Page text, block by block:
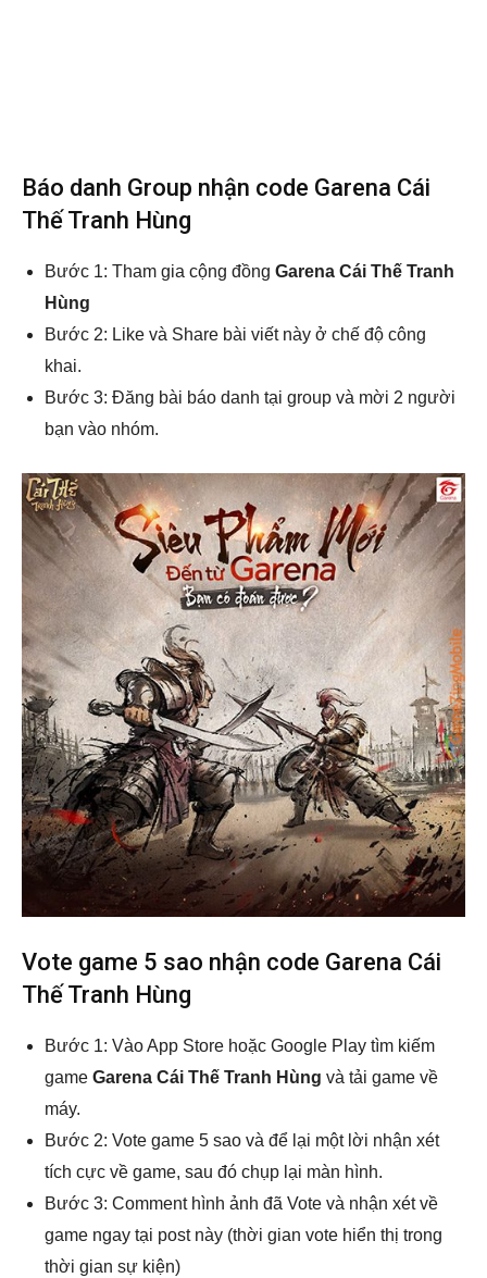
Báo danh Group nhận code Garena Cái
Thế Tranh Hùng
Bước 1: Tham gia cộng đồng Garena Cái Thế Tranh
Hùng
Bước 2: Like và Share bài viết này ở chế độ công
khai.
Bước 3: Đăng bài báo danh tại group và mời 2 người
bạn vào nhóm.
Vote game 5 sao nhận code Garena Cái
Thế Tranh Hùng
Bước 1: Vào App Store hoặc Google Play tìm kiếm
game Garena Cái Thế Tranh Hùng và tải game về
máy.
Bước 2: Vote game 5 sao và để lại một lời nhận xét
tích cực về game, sau đó chụp lại màn hình.
Bước 3: Comment hình ảnh đã Vote và nhận xét về
game ngay tại post này (thời gian vote hiển thị trong
thời gian sự kiện)